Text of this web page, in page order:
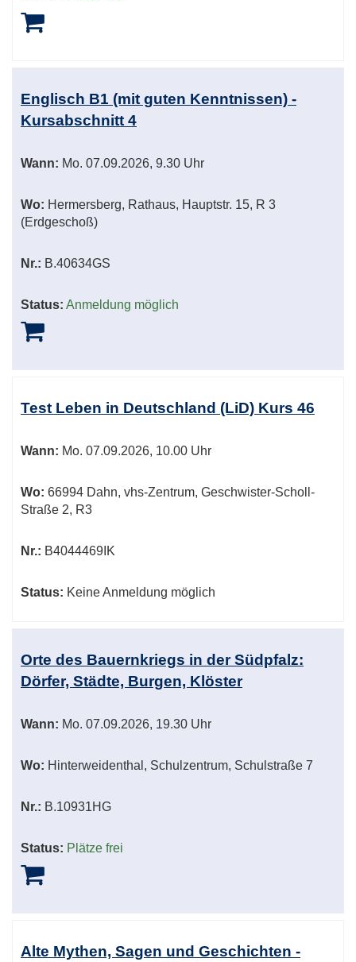
Englisch B1 (mit guten Kenntnissen) -
Kursabschnitt 4
Wann: Mo. 07.09.2026, 9.30 Uhr
Wo: Hermersberg, Rathaus, Hauptstr. 15, R 3
(Erdgeschoß)
Nr.: B.40634GS
Status: Anmeldung möglich
Test Leben in Deutschland (LiD) Kurs 46
Wann: Mo. 07.09.2026, 10.00 Uhr
Wo: 66994 Dahn, vhs-Zentrum, Geschwister-Scholl-
Straße 2, R3
Nr.: B4044469IK
Status: Keine Anmeldung möglich
Orte des Bauernkriegs in der Südpfalz:
Dörfer, Städte, Burgen, Klöster
Wann: Mo. 07.09.2026, 19.30 Uhr
Wo: Hinterweidenthal, Schulzentrum, Schulstraße 7
Nr.: B.10931HG
Status: Plätze frei
Alte Mythen, Sagen und Geschichten -